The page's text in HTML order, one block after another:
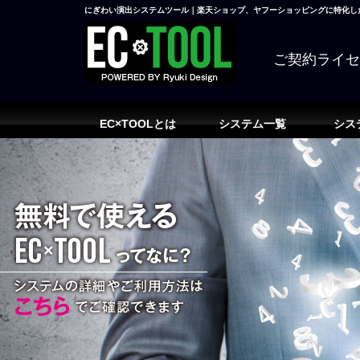
にぎわい演出システムツール｜楽天ショップ、ヤフーショッピングに特化
ご契約ライ
EC×TOOLとは システム一覧 シス